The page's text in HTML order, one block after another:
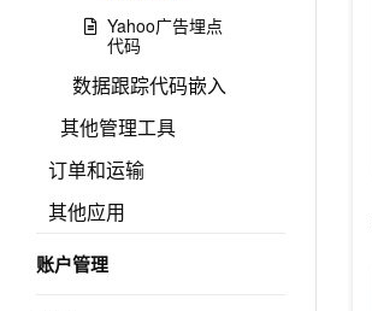
Yahoo广告埋点
代码
数据跟踪代码嵌入
其他管理工具
订单和运输
其他应用
账户管理